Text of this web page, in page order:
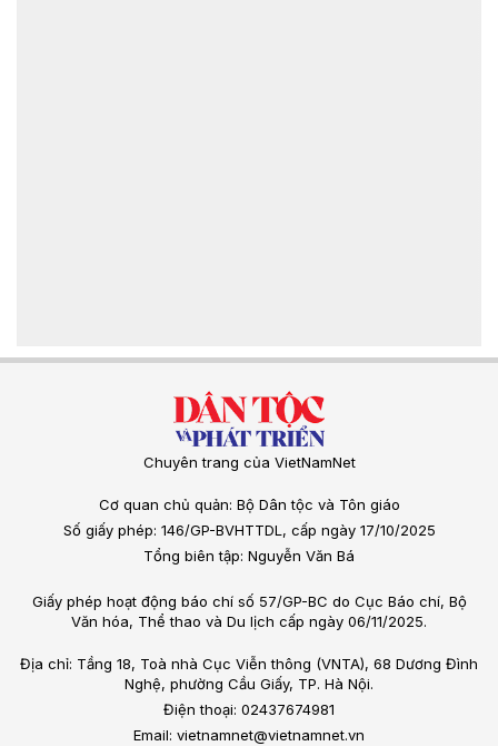
Chuyên trang của VietNamNet
Cơ quan chủ quản: Bộ Dân tộc và Tôn giáo
Số giấy phép: 146/GP-BVHTTDL, cấp ngày 17/10/2025
Tổng biên tập: Nguyễn Văn Bá
Giấy phép hoạt động báo chí số 57/GP-BC do Cục Báo chí, Bộ
Văn hóa, Thể thao và Du lịch cấp ngày 06/11/2025.
Địa chỉ: Tầng 18, Toà nhà Cục Viễn thông (VNTA), 68 Dương Đình
Nghệ, phường Cầu Giấy, TP. Hà Nội.
Điện thoại: 02437674981
Email: vietnamnet@vietnamnet.vn